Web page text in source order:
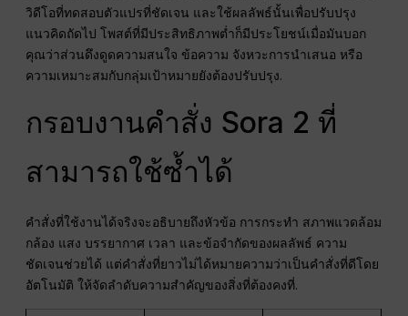
วิดีโอที่ทดสอบตัวแปรที่ชัดเจน และใช้ผลลัพธ์นั้นเพื่อปรับปรุง
แนวคิดถัดไป โพสต์ที่มีประสิทธิภาพต่ำก็มีประโยชน์เมื่อมันบอก
คุณว่าส่วนดึงดูดความสนใจ ข้อความ จังหวะการนำเสนอ หรือ
ความเหมาะสมกับกลุ่มเป้าหมายยังต้องปรับปรุง.
กรอบงานคำสั่ง Sora 2 ที่
สามารถใช้ซ้ำได้
คำสั่งที่ใช้งานได้จริงจะอธิบายถึงหัวข้อ การกระทำ สภาพแวดล้อม
กล้อง แสง บรรยากาศ เวลา และข้อจำกัดของผลลัพธ์ ความ
ชัดเจนช่วยได้ แต่คำสั่งที่ยาวไม่ได้หมายความว่าเป็นคำสั่งที่ดีโดย
อัตโนมัติ ให้จัดลำดับความสำคัญของสิ่งที่ต้องคงที่.